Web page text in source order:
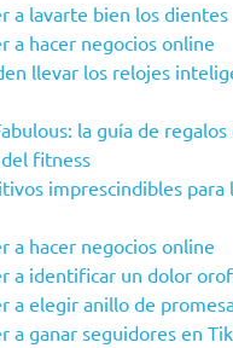
a lavarte bien los dientes
a hacer negocios online
llevar los relojes
la guía de
fitness
imprescindibles para
a hacer negocios online
a identificar un dolor
a elegir anillo de
a ganar seguidores en